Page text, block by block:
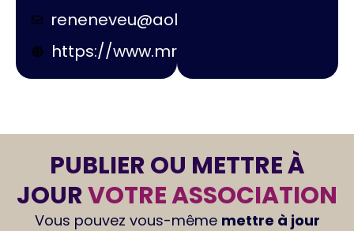
reneneveu@aol.com
https://www.mrap.fr/
PUBLIER OU METTRE À
JOURVOTRE ASSOCIATION
Vous pouvez vous-même mettre à jour